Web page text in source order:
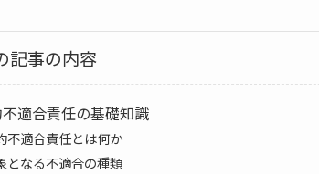
記事の内容
適合責任の基礎知識
不適合責任とは何か
となる不適合の種類